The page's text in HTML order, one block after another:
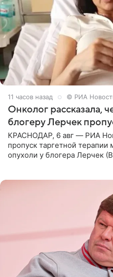
11 часов назад © РИА
Онколог рассказала,
блогеру Лерчек
КРАСНОДАР, 6 авг — РИА
пропуск таргетной
опухоли у блогера Лерчек